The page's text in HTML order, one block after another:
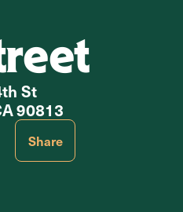
St
90813
Share